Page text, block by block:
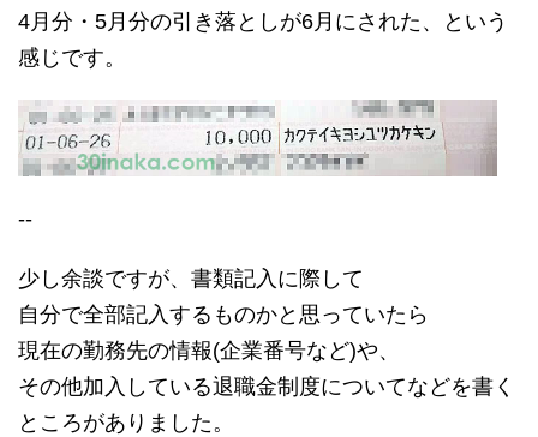
4月分・5月分の引き落としが6月にされた、という
感じです。
--
少し余談ですが、書類記入に際して
自分で全部記入するものかと思っていたら
現在の勤務先の情報(企業番号など)や、
その他加入している退職金制度についてなどを書く
ところがありました。